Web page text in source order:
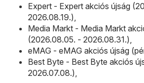
Expert - Expert akciós újság
2026.08.19.)
Media Markt - Media Markt
(2026.08.05. - 2026.08.31.)
eMAG - eMAG akciós újság
Best Byte - Best Byte akciós
2026.07.08.)